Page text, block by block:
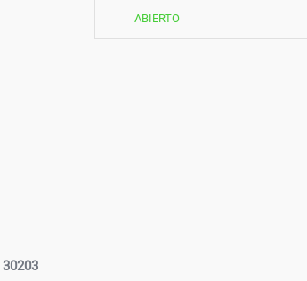
30203
ABIERTO